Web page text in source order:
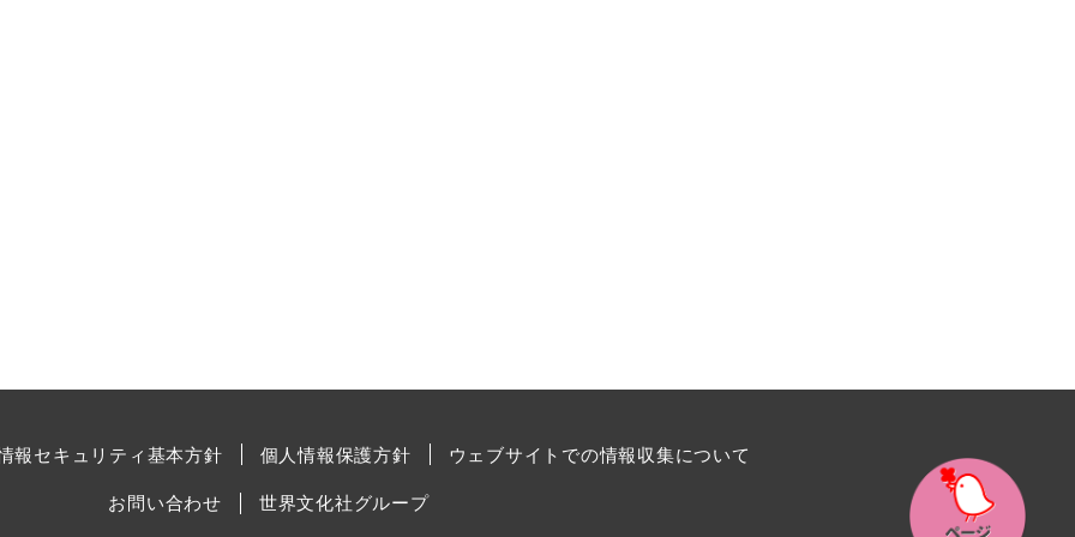
報セキュリティ基本方針 個人情報保護方針 ウェブサイトでの情報収集について
お問い合わせ 世界文化社グループ